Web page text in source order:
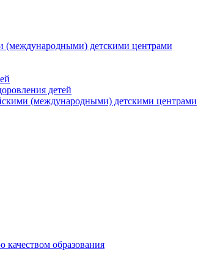
(международными) детскими центрами
детей
(международными) детскими центрами
качеством образования